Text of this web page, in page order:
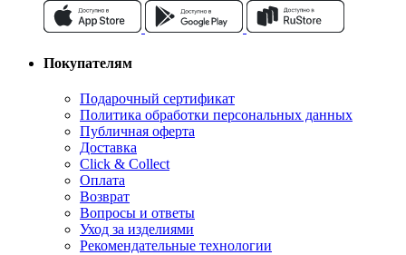
Покупателям
Подарочный сертификат
Политика обработки персональных данных
Публичная оферта
Доставка
Click & Collect
Оплата
Возврат
Вопросы и ответы
Уход за изделиями
Рекомендательные технологии